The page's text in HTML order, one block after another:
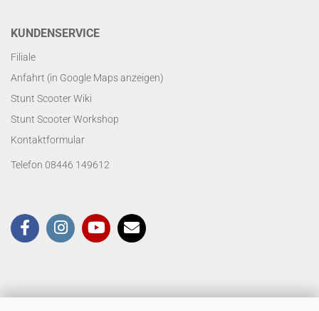
KUNDENSERVICE
Filiale
Anfahrt (in Google Maps anzeigen)
Stunt Scooter Wiki
Stunt Scooter Workshop
Kontaktformular
Telefon 08446 149612